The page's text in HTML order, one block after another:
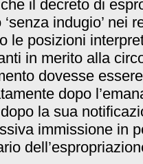
il decreto di
indugio’ nei
le posizioni
in merito alla
dovesse
dopo
la sua
immissione in